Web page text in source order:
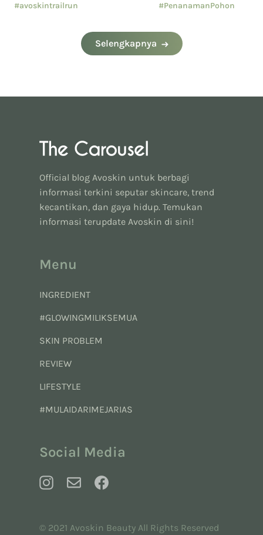
#avoskintrailrun
#PenanamanPohon
Selengkapnya
Official blog Avoskin untuk berbagi
informasi terkini seputar skincare, trend
kecantikan, dan gaya hidup. Temukan
informasi terupdate Avoskin di sini!
Menu
INGREDIENT
#GLOWINGMILIKSEMUA
SKIN PROBLEM
REVIEW
LIFESTYLE
#MULAIDARIMEJARIAS
Social Media
© 2021 Avoskin Beauty All Rights Reserved